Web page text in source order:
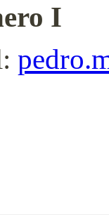
I